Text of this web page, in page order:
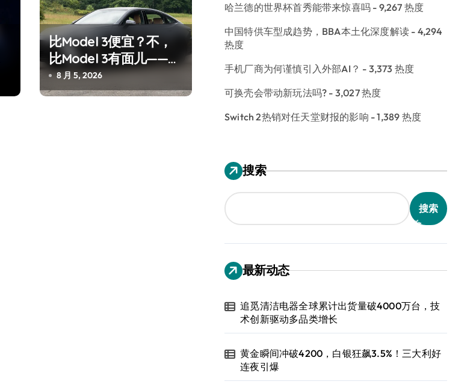
比Model 3便宜？不，
比Model 3有面儿——试
驾雷克萨斯ES 500e
8 月 5, 2026
哈兰德的世界杯首秀能带来惊喜吗 - 9,267 热度
中国特供车型成趋势，BBA本土化深度解读 - 4,294
热度
手机厂商为何谨慎引入外部AI？ - 3,373 热度
可换壳会带动新玩法吗? - 3,027 热度
Switch 2热销对任天堂财报的影响 - 1,389 热度
搜索
搜索
最新动态
追觅清洁电器全球累计出货量破4000万台，技
术创新驱动多品类增长
黄金瞬间冲破4200，白银狂飙3.5%！三大利好
连夜引爆